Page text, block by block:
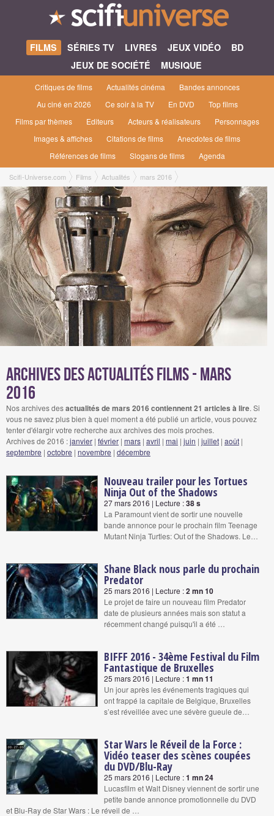
FILMS SÉRIES TV LIVRES JEUX VIDÉO
BD
JEUX DE SOCIÉTÉ
MUSIQUE
Critiques de films Actualités cinéma
Bandes annonces
Au ciné en 2026
Ce soir à la TV En DVD
Top films
Films par thèmes
Editeurs Acteurs & réalisateurs
Personnages
Images & affiches
Citations de films
Anecdotes de films
Références de films
Slogans de films Agenda
Scifi-Universe.com Films Actualités mars 2016
Archives des actualités films - mars
2016
Nos archives desactualités de mars 2016 contiennent 21 articles à lire. Si
vous ne savez plus bien à quel moment a été publié un article, vous pouvez
tenter d'élargir votre recherche aux archives des mois proches.
Archives de 2016 :janvier | février | mars | avril | mai | juin | juillet | août |
septembre | octobre | novembre | décembre
Nouveau trailer pour les Tortues
Ninja Out of the Shadows
27 mars 2016 | Lecture :38 s
La Paramount vient de sortir une nouvelle
bande annonce pour le prochain film Teenage
Mutant Ninja Turtles: Out of the Shadows. Le…
Shane Black nous parle du prochain
Predator
25 mars 2016 | Lecture :2 mn 10
Le projet de faire un nouveau film Predator
date de plusieurs années mais son statut a
récemment changé puisqu'il a été …
BIFFF 2016 - 34ème Festival du Film
Fantastique de Bruxelles
25 mars 2016 | Lecture :1 mn 11
Un jour après les événements tragiques qui
ont frappé la capitale de Belgique, Bruxelles
s’est réveillée avec une sévère gueule de…
Star Wars le Réveil de la Force :
Vidéo teaser des scènes coupées
du DVD/Blu-Ray
25 mars 2016 | Lecture :1 mn 24
Lucasfilm et Walt Disney viennent de sortir une
petite bande annonce promotionnelle du DVD
et Blu-Ray de Star Wars : Le réveil de …